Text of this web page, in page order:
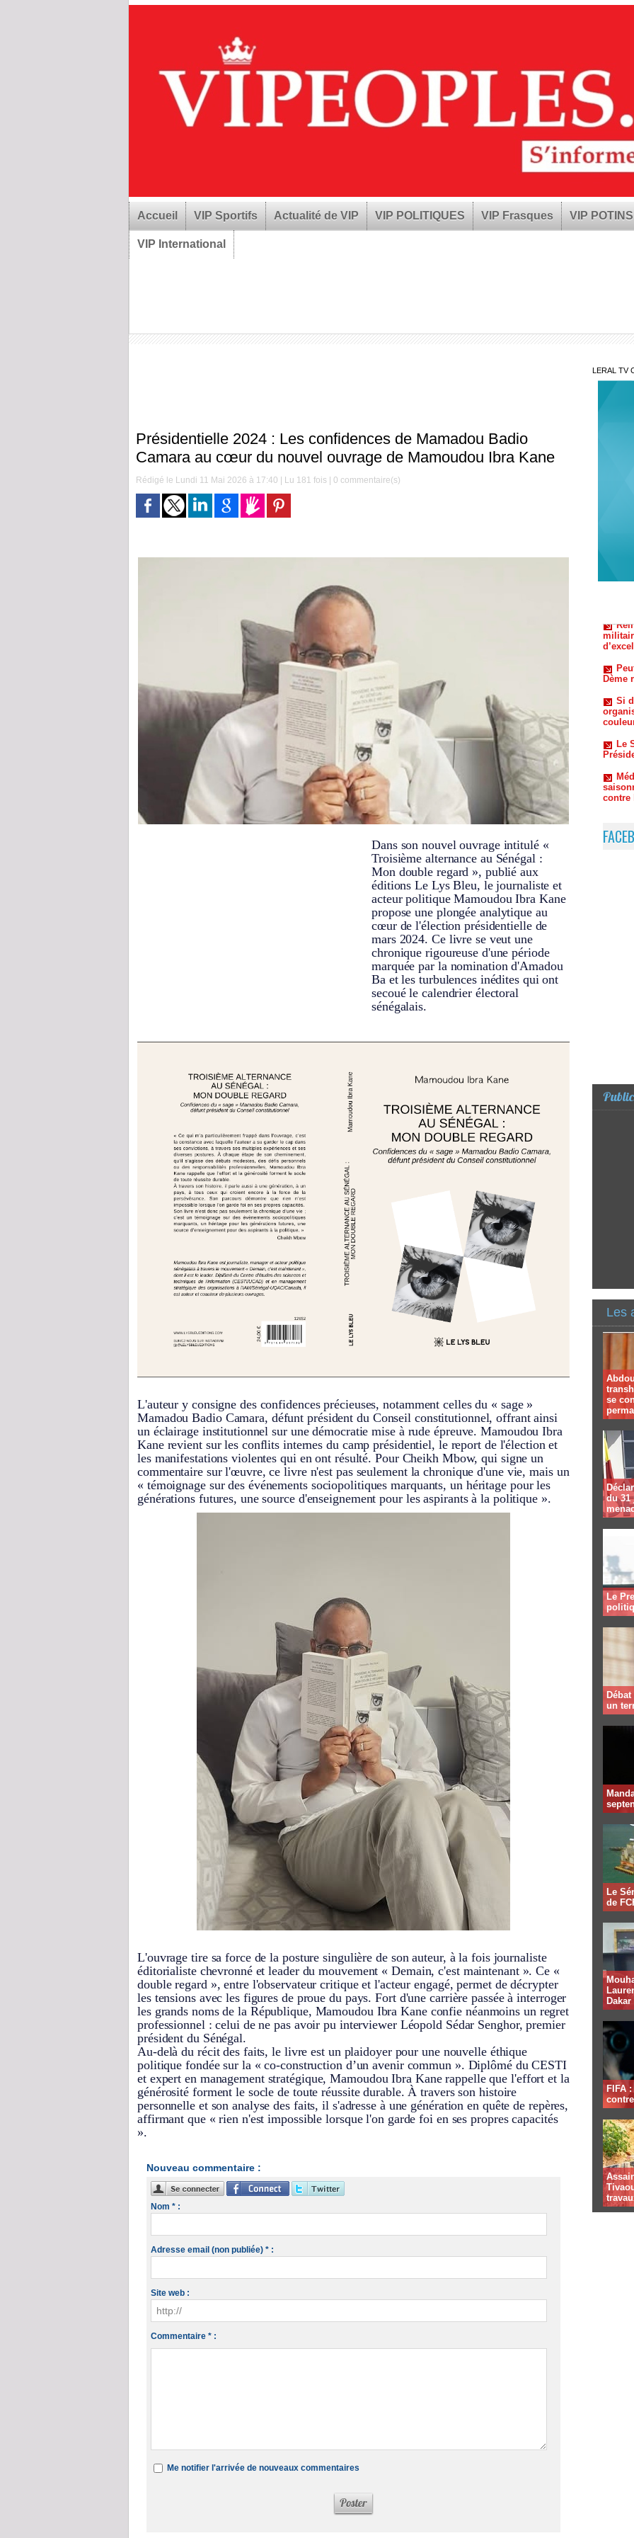
Accueil VIP Sportifs Actualité de VIP VIP POLITIQUES VIP Frasques VIP POTINS
VIP International
Présidentielle 2024 : Les confidences de Mamadou Badio
Camara au cœur du nouvel ouvrage de Mamoudou Ibra Kane
Rédigé le Lundi 11 Mai 2026 à 17:40 | Lu 181 fois | 0 commentaire(s)
Dans son nouvel ouvrage intitulé «
Troisième alternance au Sénégal :
Mon double regard », publié aux
éditions Le Lys Bleu, le journaliste et
acteur politique Mamoudou Ibra Kane
propose une plongée analytique au
cœur de l'élection présidentielle de
mars 2024. Ce livre se veut une
chronique rigoureuse d'une période
marquée par la nomination d'Amadou
Ba et les turbulences inédites qui ont
secoué le calendrier électoral
sénégalais.
L'auteur y consigne des confidences précieuses, notamment celles du « sage »
Mamadou Badio Camara, défunt président du Conseil constitutionnel, offrant ainsi
un éclairage institutionnel sur une démocratie mise à rude épreuve. Mamoudou Ibra
Kane revient sur les conflits internes du camp présidentiel, le report de l'élection et
les manifestations violentes qui en ont résulté. Pour Cheikh Mbow, qui signe un
commentaire sur l'œuvre, ce livre n'est pas seulement la chronique d'une vie, mais un
« témoignage sur des événements sociopolitiques marquants, un héritage pour les
générations futures, une source d'enseignement pour les aspirants à la politique ».
L'ouvrage tire sa force de la posture singulière de son auteur, à la fois journaliste
éditorialiste chevronné et leader du mouvement « Demain, c'est maintenant ». Ce «
double regard », entre l'observateur critique et l'acteur engagé, permet de décrypter
les tensions avec les figures de proue du pays. Fort d'une carrière passée à interroger
les grands noms de la République, Mamoudou Ibra Kane confie néanmoins un regret
professionnel : celui de ne pas avoir pu interviewer Léopold Sédar Senghor, premier
président du Sénégal.
Au-delà du récit des faits, le livre est un plaidoyer pour une nouvelle éthique
politique fondée sur la « co-construction d’un avenir commun ». Diplômé du CESTI
et expert en management stratégique, Mamoudou Ibra Kane rappelle que l'effort et la
générosité forment le socle de toute réussite durable. À travers son histoire
personnelle et son analyse des faits, il s'adresse à une génération en quête de repères,
affirmant que « rien n'est impossible lorsque l'on garde foi en ses propres capacités
».
Nouveau commentaire :
Nom * :
Adresse email (non publiée) * :
Site web :
Commentaire * :
Me notifier l'arrivée de nouveaux commentaires
LERAL TV
Dème
Le
contre
Les
se
du 31
Le
un
Le
de
Dakar
FIFA